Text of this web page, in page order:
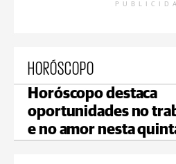
HORÓSCOPO
Horóscopo destaca
oportunidades no
e no amor nesta